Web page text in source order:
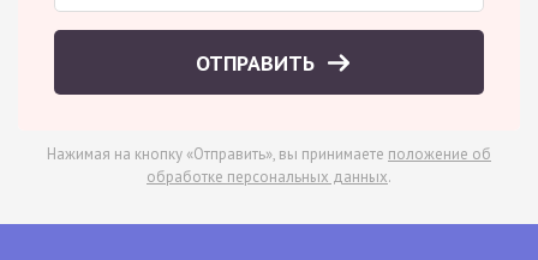
ОТПРАВИТЬ
Нажимая на кнопку «Отправить», вы принимаете положение об
обработке персональных данных.